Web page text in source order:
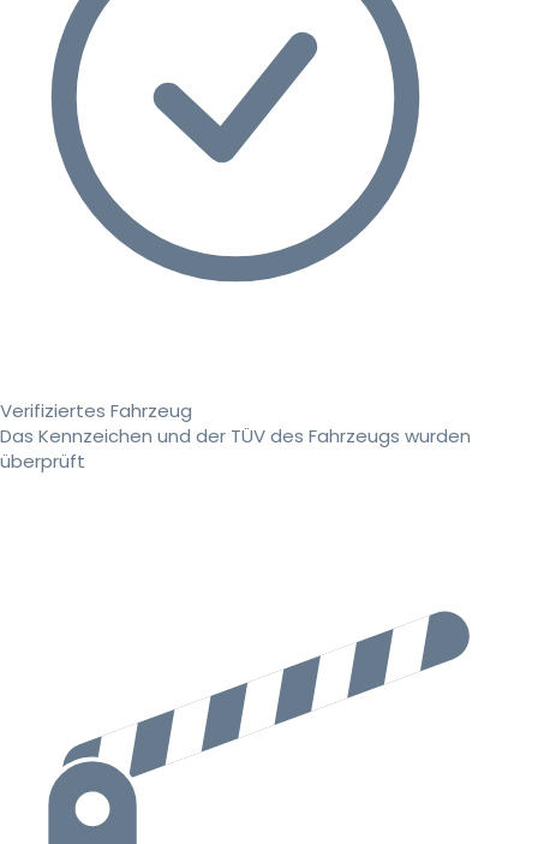
Verifiziertes Fahrzeug
Das Kennzeichen und der TÜV des Fahrzeugs wurden
überprüft